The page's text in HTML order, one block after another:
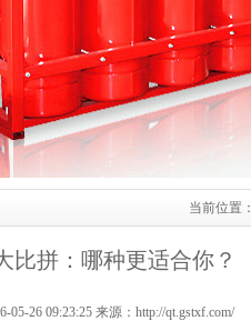
当前位置：
比拼：哪种更适合你？
26 09:23:25 来源：http://qt.gstxf.com/